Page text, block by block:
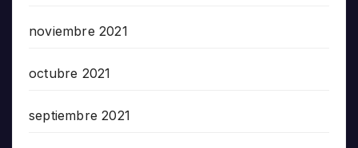
noviembre 2021
octubre 2021
septiembre 2021